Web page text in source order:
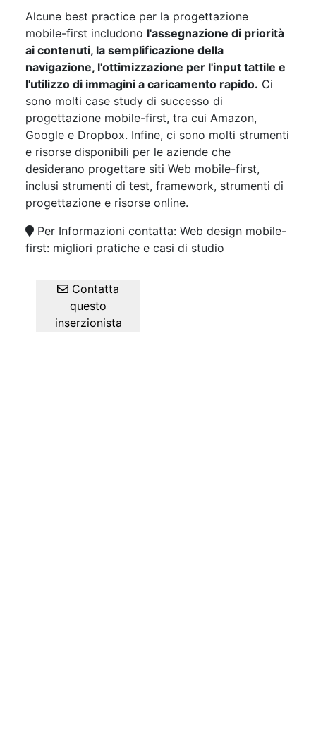
Alcune best practice per la progettazione
mobile-first includono l'assegnazione di priorità
ai contenuti, la semplificazione della
navigazione, l'ottimizzazione per l'input tattile e
l'utilizzo di immagini a caricamento rapido. Ci
sono molti case study di successo di
progettazione mobile-first, tra cui Amazon,
Google e Dropbox. Infine, ci sono molti strumenti
e risorse disponibili per le aziende che
desiderano progettare siti Web mobile-first,
inclusi strumenti di test, framework, strumenti di
progettazione e risorse online.
Per Informazioni contatta: Web design mobile-
first: migliori pratiche e casi di studio
Contatta
questo
inserzionista